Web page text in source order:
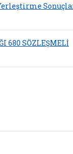
680 SÖZLEŞMELİ